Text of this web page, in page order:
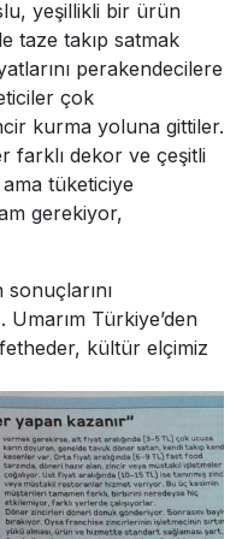
yeşillikli bir ürün
taze takıp satmak
perakendecilere
çok
kurma yoluna gittiler.
farklı dekor ve çeşitli
tüketiciye
gerekiyor,
sonuçlarını
Türkiye’den
kültür elçimiz